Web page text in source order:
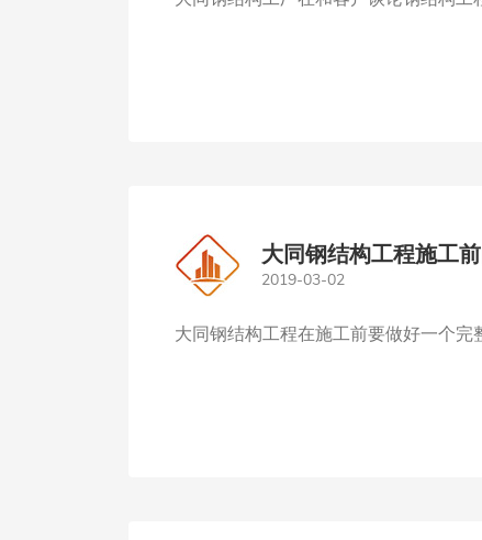
大同钢结构工程施工
2019-03-02
大同钢结构工程在施工前要做好一个